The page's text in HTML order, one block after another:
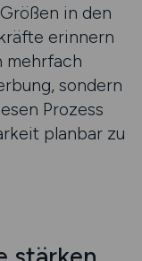
in den
erinnern
mehrfach
sondern
Prozess
planbar zu